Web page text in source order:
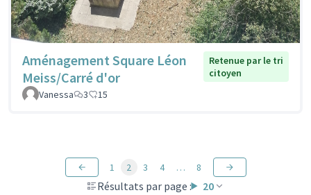
Aménagement Square Léon
Meiss/Carré d'or
Retenue par le tri
citoyen
Vanessa
3 15
Résultats par page : 20
1 2 3 4 … 8